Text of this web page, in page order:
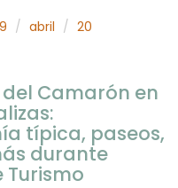
abril
20
del Camarón en
típica, paseos,
durante
Turismo